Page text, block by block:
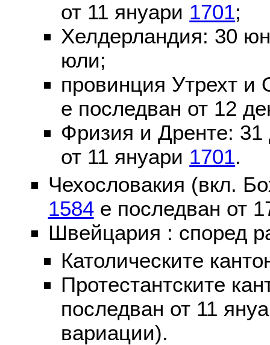
от 11 януари 1701;
Хелдерландия: 30
юли;
провинция Утрехт
е последван от 12
Фризия и Дренте:
от 11 януари 1701.
Чехословакия (вкл.
1584е последван от
Швейцария : според
Католическите
Протестантските
последван от 11
вариации).